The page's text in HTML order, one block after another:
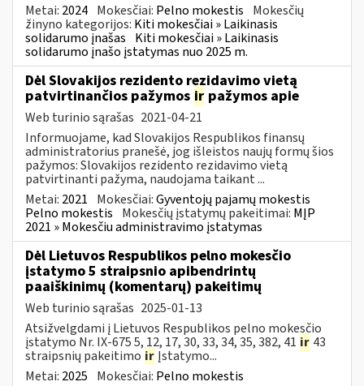
Metai: 2024 Mokesčiai: Pelno mokestis Mokesčių
žinyno kategorijos: Kiti mokesčiai » Laikinasis
solidarumo įnašas Kiti mokesčiai » Laikinasis
solidarumo įnašo įstatymas nuo 2025 m.
Dėl Slovakijos rezidento rezidavimo vietą
patvirtinančios pažymos ir pažymos apie
Web turinio sąrašas 2021-04-21
Informuojame, kad Slovakijos Respublikos finansų
administratorius pranešė, jog išleistos naujų formų šios
pažymos: Slovakijos rezidento rezidavimo vietą
patvirtinanti pažyma, naudojama taikant ...
Metai: 2021 Mokesčiai:Gyventojų pajamų mokestis
Pelno mokestis Mokesčių įstatymų pakeitimai: MĮP
2021 » Mokesčiu administravimo įstatymas
Dėl Lietuvos Respublikos pelno mokesčio
įstatymo 5 straipsnio apibendrintų
paaiškinimų (komentarų) pakeitimų
Web turinio sąrašas 2025-01-13
Atsižvelgdami į Lietuvos Respublikos pelno mokesčio
įstatymo Nr. IX-675 5, 12, 17, 30, 33, 34, 35, 382, 41 ir 43
straipsnių pakeitimo ir Įstatymo...
Metai: 2025 Mokesčiai: Pelno mokestis